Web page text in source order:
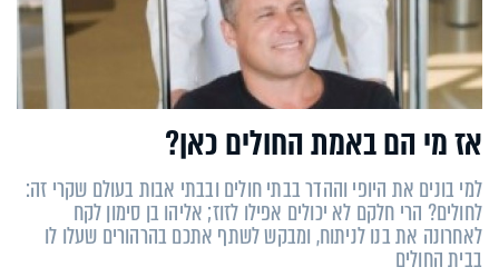
אז מי הם באמת החולים כאן?
למי בונים את היופי וההדר בבתי חולים ובבתי אבות בעולם שקרי זה:
לחולים? הרי חלקם לא יכולים אפילו לזוז; אליהו בן סימון לקח
לאחרונה את בנו לניתוח, ומבקש לשתף אתכם בהרהורים שעלו לו
בבית החולים